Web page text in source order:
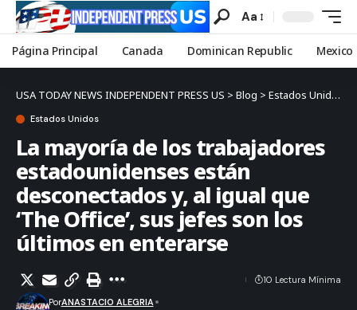
Aa
Página Principal Canada Dominican Republic Mexico
USA TODAY NEWS INDEPENDENT PRESS US > Blog > Estados Unidos
Estados Unidos
La mayoría de los trabajadores
estadounidenses están
desconectados y, al igual que
‘The Office’, sus jefes son los
últimos en enterarse
PorANASTACIO ALEGRIA
10 Lectura Mínima